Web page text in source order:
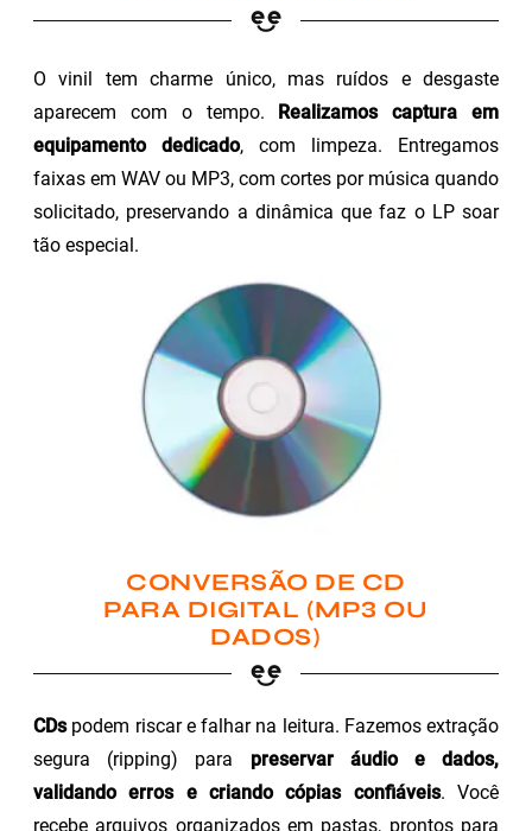
O vinil tem charme único, mas ruídos e desgaste
aparecem com o tempo.
Realizamos captura em
equipamento dedicado, com limpeza. Entregamos
faixas em WAV ou MP3, com cortes por música quando
solicitado, preservando a dinâmica que faz o LP soar
tão especial.
CONVERSÃO DE CD
PARA DIGITAL (MP3 OU
DADOS)
CDspodem riscar e falhar na leitura. Fazemos extração
segura (ripping) para preservar áudio e dados,
validando erros e criando cópias confiáveis. Você
recebe arquivos organizados em pastas, prontos para